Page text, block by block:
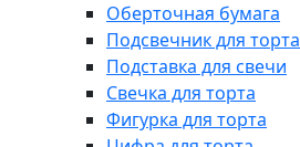
Оберточная бумага
Подсвечник для торта
Подставка для свечи
Свечка для торта
Фигурка для торта